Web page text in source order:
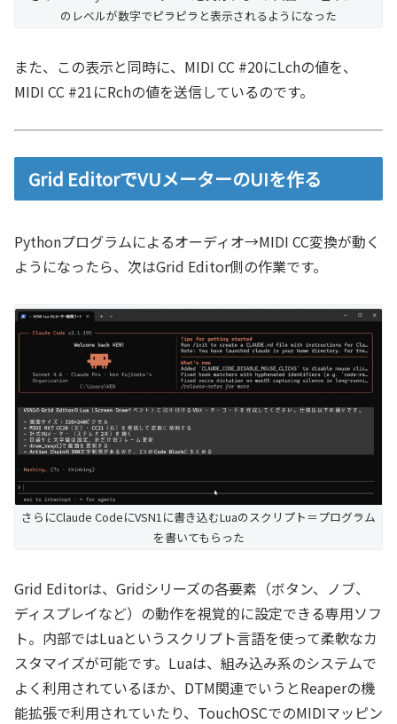
のレベルが数字でピラピラと表示されるようになった
また、この表示と同時に、MIDI CC #20にLchの値を、
MIDI CC #21にRchの値を送信しているのです。
Grid EditorでVUメーターのUIを作る
Pythonプログラムによるオーディオ→MIDI CC変換が動く
ようになったら、次はGrid Editor側の作業です。
さらにClaude CodeにVSN1に書き込むLuaのスクリプト＝プログラム
を書いてもらった
Grid Editorは、Gridシリーズの各要素（ボタン、ノブ、
ディスプレイなど）の動作を視覚的に設定できる専用ソフ
ト。内部ではLuaというスクリプト言語を使って柔軟なカ
スタマイズが可能です。Luaは、組み込み系のシステムで
よく利用されているほか、DTM関連でいうとReaperの機
能拡張で利用されていたり、TouchOSCでのMIDIマッピン